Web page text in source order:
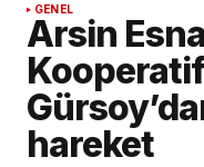
GENEL
Arsin
hareket